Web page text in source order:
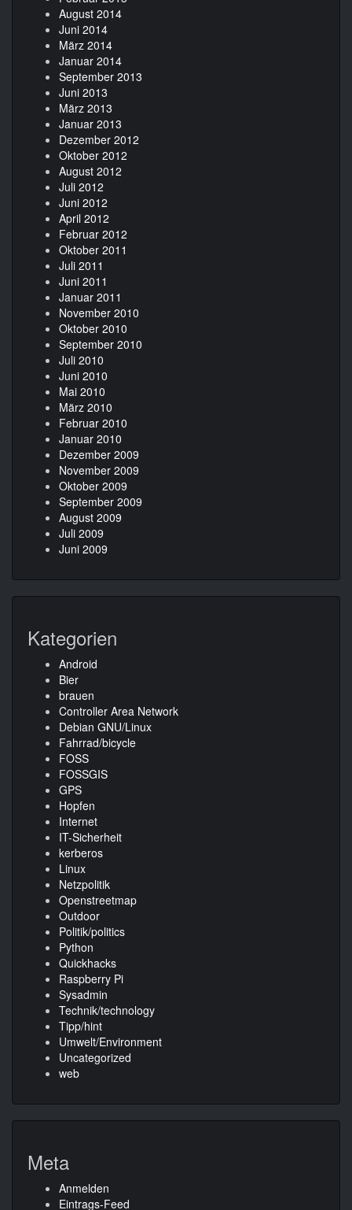
August 2014
Juni 2014
März 2014
Januar 2014
September 2013
Juni 2013
März 2013
Januar 2013
Dezember 2012
Oktober 2012
August 2012
Juli 2012
Juni 2012
April 2012
Februar 2012
Oktober 2011
Juli 2011
Juni 2011
Januar 2011
November 2010
Oktober 2010
September 2010
Juli 2010
Juni 2010
Mai 2010
März 2010
Februar 2010
Januar 2010
Dezember 2009
November 2009
Oktober 2009
September 2009
August 2009
Juli 2009
Juni 2009
Kategorien
Android
Bier
brauen
Controller Area Network
Debian GNU/Linux
Fahrrad/bicycle
FOSS
FOSSGIS
GPS
Hopfen
Internet
IT-Sicherheit
kerberos
Linux
Netzpolitik
Openstreetmap
Outdoor
Politik/politics
Python
Quickhacks
Raspberry Pi
Sysadmin
Technik/technology
Tipp/hint
Umwelt/Environment
Uncategorized
web
Meta
Anmelden
Eintrags-Feed